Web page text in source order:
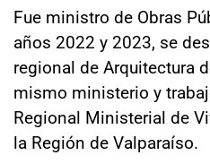
Fue ministro de Obras
años 2022 y 2023, se
regional de Arquitectura
mismo ministerio y
Regional Ministerial de
la Región de Valparaíso.